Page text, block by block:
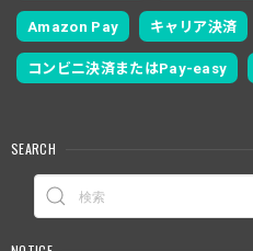
Amazon Pay キャリア決済
コンビニ決済またはPay-easy
SEARCH